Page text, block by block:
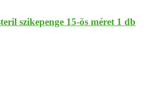
szikepenge 15-ös méret 1 db